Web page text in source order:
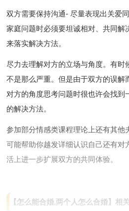
双方需要保持沟通- 尽量表现出关爱
家庭问题时必须要坦诚相对、共同解
来落实解决方法。
尽力去理解对方的立场与角度。有时
不是那么严重。但是由于双方的误解
对方的角度思考问题时很也许会找到
的解决方法。
参加部分情感类课程理论上还有其他
可能帮助你越发详细认识自己还有对
活上进一步扩展双方的共同体验。
【怎么能合婚,两个人怎么合婚】相